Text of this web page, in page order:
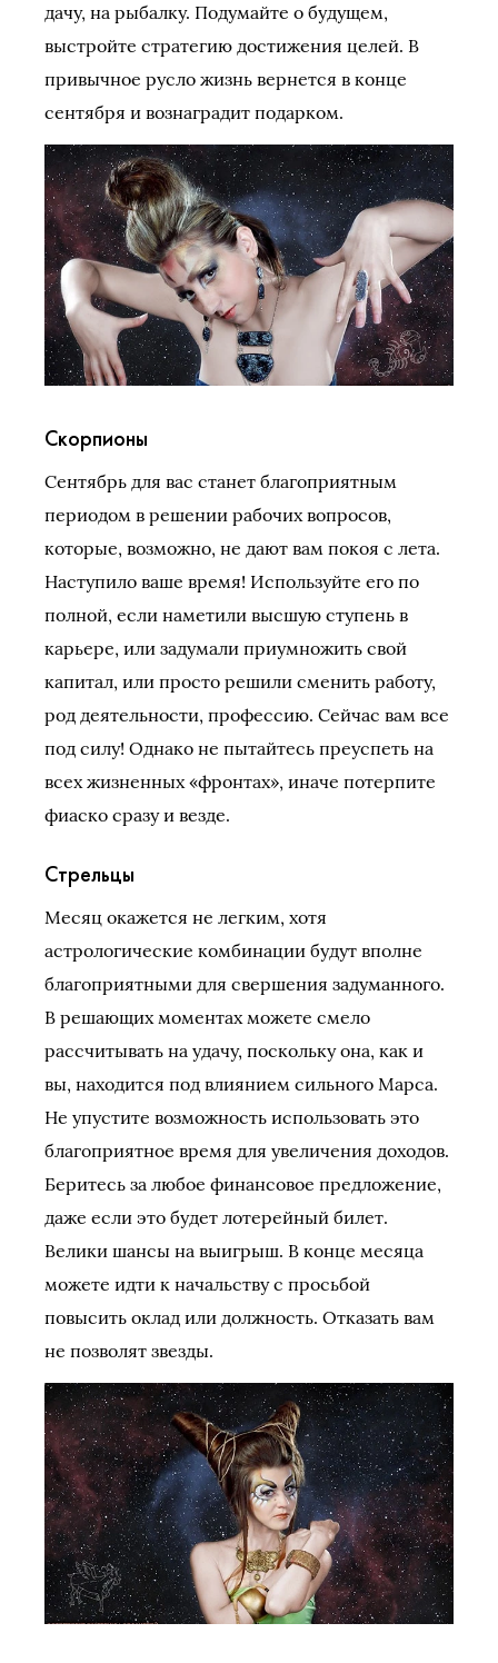
дачу, на рыбалку. Подумайте о будущем,
выстройте стратегию достижения целей. В
привычное русло жизнь вернется в конце
сентября и вознаградит подарком.
Скорпионы
Сентябрь для вас станет благоприятным
периодом в решении рабочих вопросов,
которые, возможно, не дают вам покоя с лета.
Наступило ваше время! Используйте его по
полной, если наметили высшую ступень в
карьере, или задумали приумножить свой
капитал, или просто решили сменить работу,
род деятельности, профессию. Сейчас вам все
под силу! Однако не пытайтесь преуспеть на
всех жизненных «фронтах», иначе потерпите
фиаско сразу и везде.
Стрельцы
Месяц окажется не легким, хотя
астрологические комбинации будут вполне
благоприятными для свершения задуманного.
В решающих моментах можете смело
рассчитывать на удачу, поскольку она, как и
вы, находится под влиянием сильного Марса.
Не упустите возможность использовать это
благоприятное время для увеличения доходов.
Беритесь за любое финансовое предложение,
даже если это будет лотерейный билет.
Велики шансы на выигрыш. В конце месяца
можете идти к начальству с просьбой
повысить оклад или должность. Отказать вам
не позволят звезды.